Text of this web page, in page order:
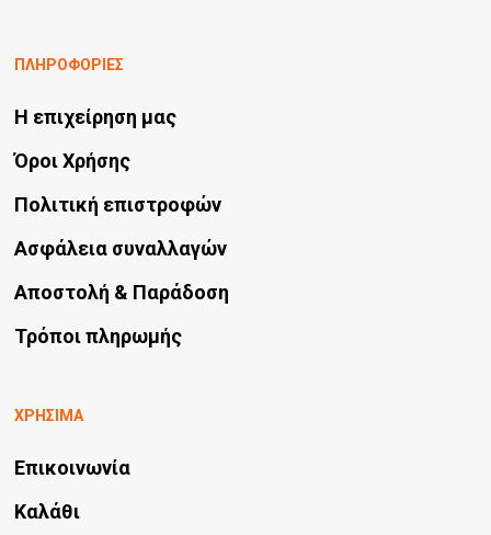
ΠΛΗΡΟΦΟΡΙΕΣ
Η επιχείρηση μας
Όροι Χρήσης
Πολιτική επιστροφών
Ασφάλεια συναλλαγών
Αποστολή & Παράδοση
Τρόποι πληρωμής
ΧΡΗΣΙΜΑ
Επικοινωνία
Καλάθι